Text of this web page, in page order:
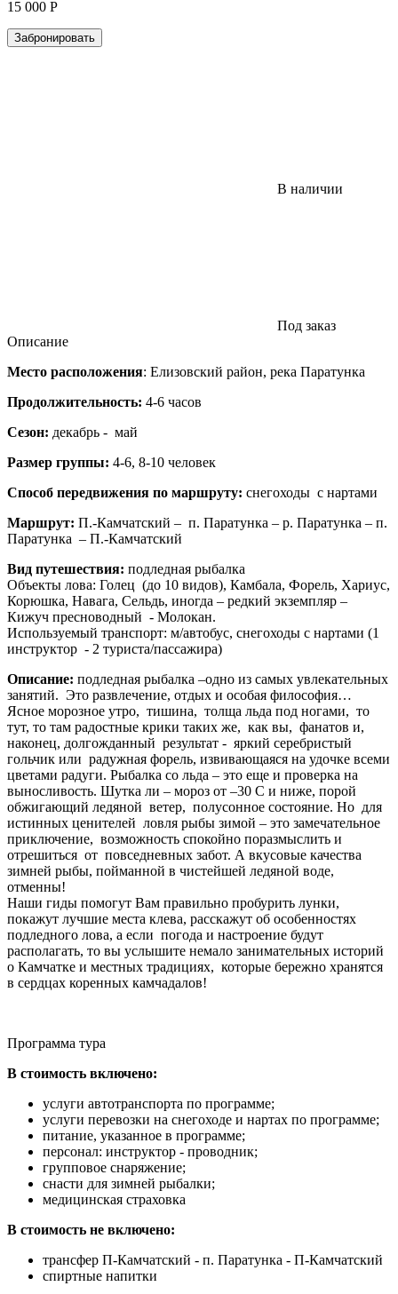
15 000 Р
В наличии
Под заказ
Описание
Место расположения: Елизовский район, река Паратунка
Продолжительность: 4-6 часов
Сезон: декабрь - май
Размер группы: 4-6, 8-10 человек
Способ передвижения по маршруту: снегоходы с нартами
Маршрут: П.-Камчатский – п. Паратунка – р. Паратунка – п.
Паратунка – П.-Камчатский
Вид путешествия: подледная рыбалка
Объекты лова: Голец (до 10 видов), Камбала, Форель, Хариус,
Корюшка, Навага, Сельдь, иногда – редкий экземпляр –
Кижуч пресноводный - Молокан.
Используемый транспорт: м/автобус, снегоходы с нартами (1
инструктор - 2 туриста/пассажира)
Описание: подледная рыбалка –одно из самых увлекательных
занятий. Это развлечение, отдых и особая философия…
Ясное морозное утро, тишина, толща льда под ногами, то
тут, то там радостные крики таких же, как вы, фанатов и,
наконец, долгожданный результат - яркий серебристый
гольчик или радужная форель, извивающаяся на удочке всеми
цветами радуги. Рыбалка со льда – это еще и проверка на
выносливость. Шутка ли – мороз от –30 С и ниже, порой
обжигающий ледяной ветер, полусонное состояние. Но для
истинных ценителей ловля рыбы зимой – это замечательное
приключение, возможность спокойно поразмыслить и
отрешиться от повседневных забот. А вкусовые качества
зимней рыбы, пойманной в чистейшей ледяной воде,
отменны!
Наши гиды помогут Вам правильно пробурить лунки,
покажут лучшие места клева, расскажут об особенностях
подледного лова, а если погода и настроение будут
располагать, то вы услышите немало занимательных историй
о Камчатке и местных традициях, которые бережно хранятся
в сердцах коренных камчадалов!
Программа тура
В стоимость включено:
услуги автотранспорта по программе;
услуги перевозки на снегоходе и нартах по программе;
питание, указанное в программе;
персонал: инструктор - проводник;
групповое снаряжение;
снасти для зимней рыбалки;
медицинская страховка
В стоимость не включено:
трансфер П-Камчатский - п. Паратунка - П-Камчатский
спиртные напитки